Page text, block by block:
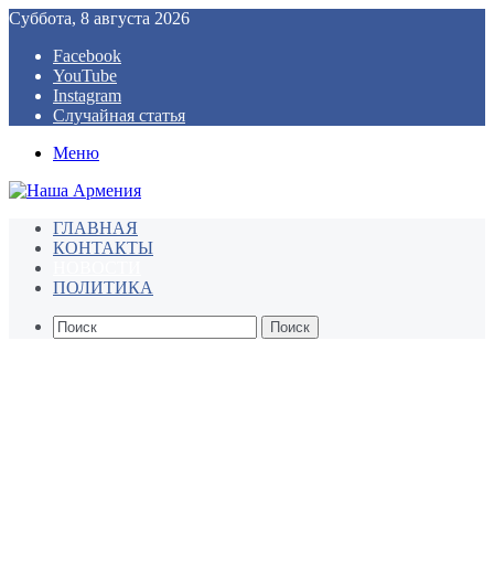
Суббота, 8 августа 2026
Facebook
YouTube
Instagram
Случайная статья
Меню
ГЛАВНАЯ
КОНТАКТЫ
ПОЛИТИКА
Поиск